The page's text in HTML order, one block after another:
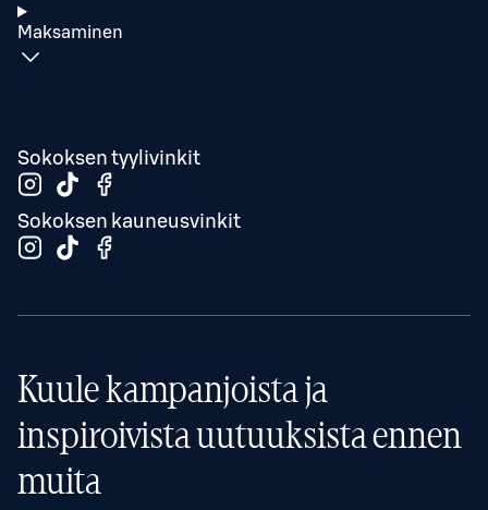
Maksaminen
Sokoksen tyylivinkit
Sokoksen kauneusvinkit
Kuule kampanjoista ja
inspiroivista uutuuksista ennen
muita